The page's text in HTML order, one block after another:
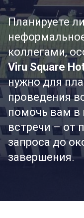
Планируете
коллегами,
Viru Square
нужно для
проведения
помочь вам в
встречи – от
запроса до
завершения.